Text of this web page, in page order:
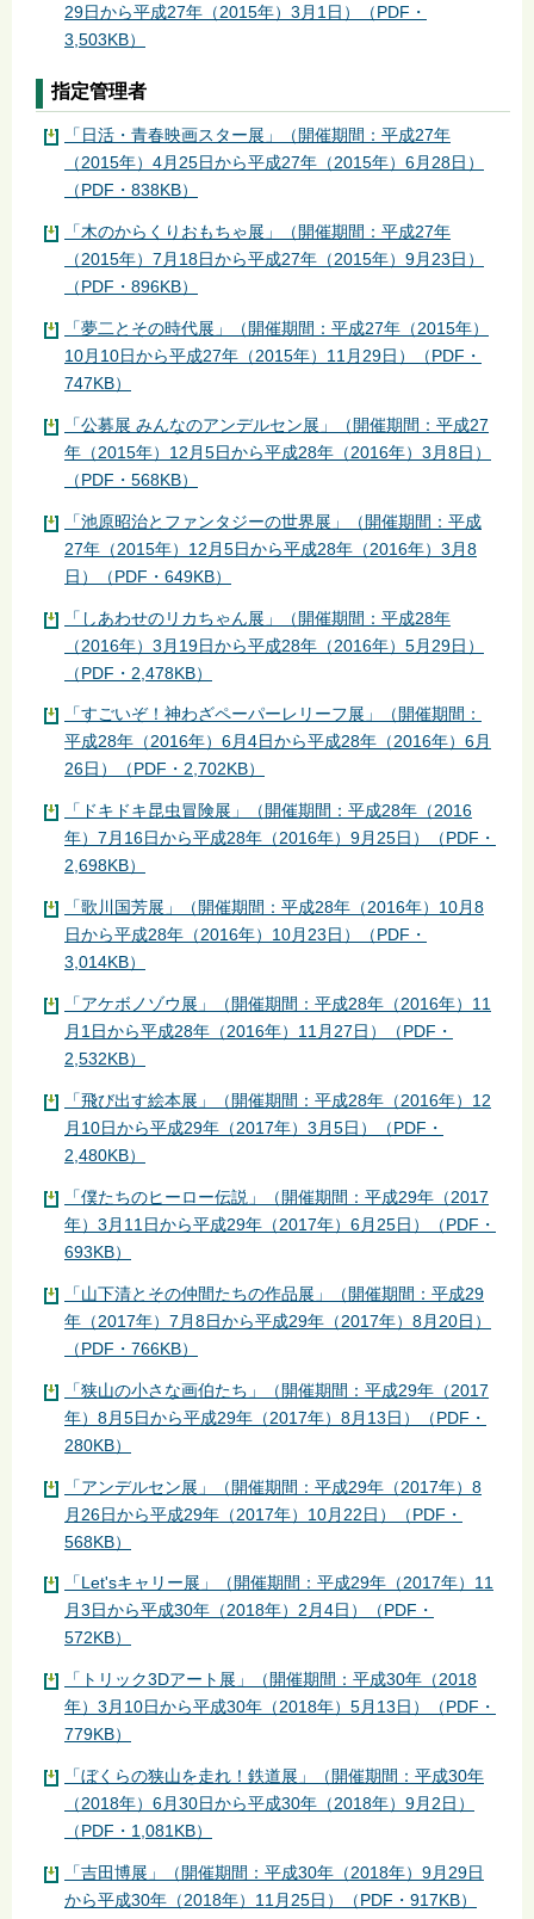
29日から平成27年（2015年）3月1日）（PDF・
3,503KB）
指定管理者
「日活・青春映画スター展」（開催期間：平成27年
（2015年）4月25日から平成27年（2015年）6月28日）
（PDF・838KB）
「木のからくりおもちゃ展」（開催期間：平成27年
（2015年）7月18日から平成27年（2015年）9月23日）
（PDF・896KB）
「夢二とその時代展」（開催期間：平成27年（2015年）
10月10日から平成27年（2015年）11月29日）（PDF・
747KB）
「公募展 みんなのアンデルセン展」（開催期間：平成27
年（2015年）12月5日から平成28年（2016年）3月8日）
（PDF・568KB）
「池原昭治とファンタジーの世界展」（開催期間：平成
27年（2015年）12月5日から平成28年（2016年）3月8
日）（PDF・649KB）
「しあわせのリカちゃん展」（開催期間：平成28年
（2016年）3月19日から平成28年（2016年）5月29日）
（PDF・2,478KB）
「すごいぞ！神わざペーパーレリーフ展」（開催期間：
平成28年（2016年）6月4日から平成28年（2016年）6月
26日）（PDF・2,702KB）
「ドキドキ昆虫冒険展」（開催期間：平成28年（2016
年）7月16日から平成28年（2016年）9月25日）（PDF・
2,698KB）
「歌川国芳展」（開催期間：平成28年（2016年）10月8
日から平成28年（2016年）10月23日）（PDF・
3,014KB）
「アケボノゾウ展」（開催期間：平成28年（2016年）11
月1日から平成28年（2016年）11月27日）（PDF・
2,532KB）
「飛び出す絵本展」（開催期間：平成28年（2016年）12
月10日から平成29年（2017年）3月5日）（PDF・
2,480KB）
「僕たちのヒーロー伝説」（開催期間：平成29年（2017
年）3月11日から平成29年（2017年）6月25日）（PDF・
693KB）
「山下清とその仲間たちの作品展」（開催期間：平成29
年（2017年）7月8日から平成29年（2017年）8月20日）
（PDF・766KB）
「狭山の小さな画伯たち」（開催期間：平成29年（2017
年）8月5日から平成29年（2017年）8月13日）（PDF・
280KB）
「アンデルセン展」（開催期間：平成29年（2017年）8
月26日から平成29年（2017年）10月22日）（PDF・
568KB）
「Let'sキャリー展」（開催期間：平成29年（2017年）11
月3日から平成30年（2018年）2月4日）（PDF・
572KB）
「トリック3Dアート展」（開催期間：平成30年（2018
年）3月10日から平成30年（2018年）5月13日）（PDF・
779KB）
「ぼくらの狭山を走れ！鉄道展」（開催期間：平成30年
（2018年）6月30日から平成30年（2018年）9月2日）
（PDF・1,081KB）
「吉田博展」（開催期間：平成30年（2018年）9月29日
から平成30年（2018年）11月25日）（PDF・917KB）